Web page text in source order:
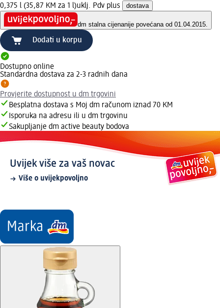
0,375 l (35,87 KM za 1 l)uklj. Pdv plus dostava
dm stalna cijenanije povećana od 01.04.2015.
Dodati u korpu
Dostupno online
Standardna dostava za 2-3 radnih dana
Provjerite dostupnost u dm trgovini
Besplatna dostava s Moj dm računom iznad 70 KM
Isporuka na adresu ili u dm trgovinu
Sakupljanje dm active beauty bodova
Uvijek više za vaš novac
Više o uvijekpovoljno